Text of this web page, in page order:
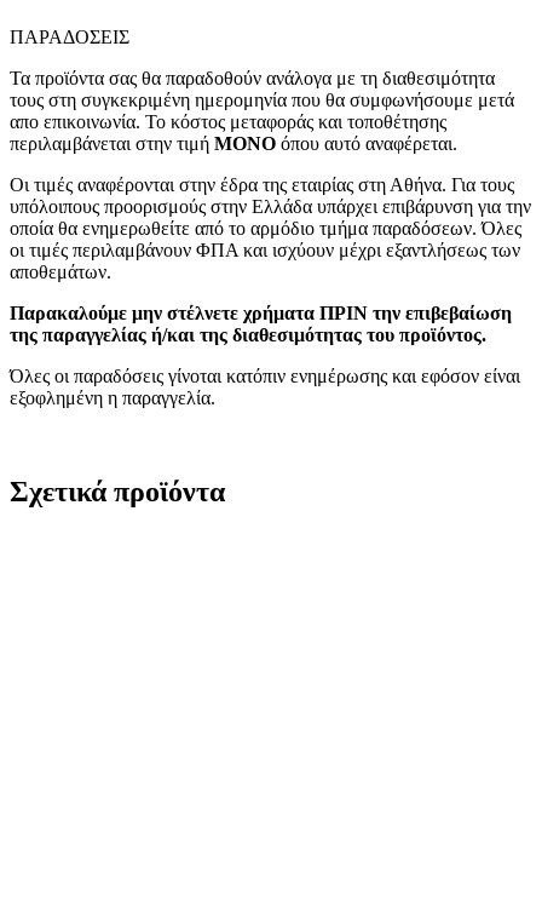
ΠΑΡΑΔΟΣΕΙΣ
Τα προϊόντα σας θα παραδοθούν ανάλογα με τη διαθεσιμότητα
τους στη συγκεκριμένη ημερομηνία που θα συμφωνήσουμε μετά
απο επικοινωνία. Το κόστος μεταφοράς και τοποθέτησης
περιλαμβάνεται στην τιμή MONO όπου αυτό αναφέρεται.
Οι τιμές αναφέρονται στην έδρα της εταιρίας στη Αθήνα. Για τους
υπόλοιπους προορισμούς στην Ελλάδα υπάρχει επιβάρυνση για την
οποία θα ενημερωθείτε από το αρμόδιο τμήμα παραδόσεων. Όλες
οι τιμές περιλαμβάνουν ΦΠΑ και ισχύουν μέχρι εξαντλήσεως των
αποθεμάτων.
Παρακαλούμε μην στέλνετε χρήματα ΠΡΙΝ την επιβεβαίωση
της παραγγελίας ή/και της διαθεσιμότητας του προϊόντος.
Όλες οι παραδόσεις γίνοται κατόπιν ενημέρωσης και εφόσον είναι
εξοφλημένη η παραγγελία.
Σχετικά προϊόντα